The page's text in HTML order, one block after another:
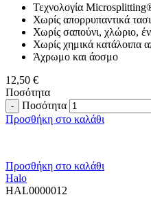
Τεχνολογία
Χωρίς απορρυπαντικά
Χωρίς σαπούνι, χλώριο,
Χωρίς χημικά κατάλοιπα
Άχρωμο και άοσμο
12,50 €
Ποσότητα
Ποσότητα
Προσθήκη στο καλάθι
Προσθήκη στο καλάθι
Halo
HAL0000012